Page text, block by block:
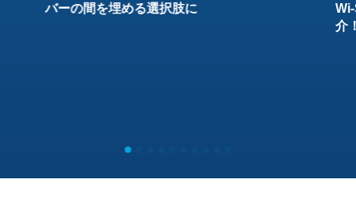
バーの間を埋める選択肢に
介